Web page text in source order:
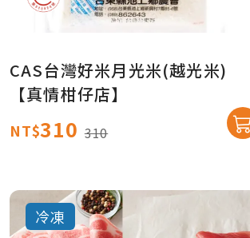
CAS台灣好米月光米(越光米)
【真情柑仔店】
NT$310 310
冷凍